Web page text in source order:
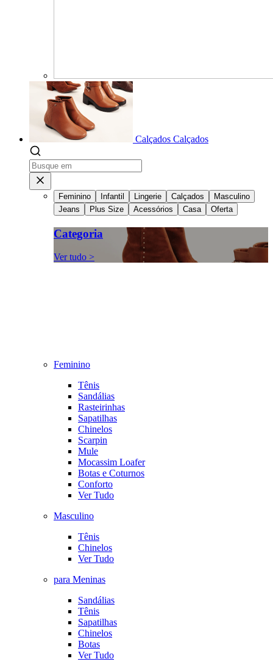
Calçados Calçados
Feminino Infantil Lingerie Calçados
Masculino
Jeans
Plus Size Acessórios Casa Oferta
Categoria
Ver tudo >
Feminino
Tênis
Sandálias
Rasteirinhas
Sapatilhas
Chinelos
Scarpin
Mule
Mocassim Loafer
Botas e Coturnos
Conforto
Ver Tudo
Masculino
Tênis
Chinelos
Ver Tudo
para Meninas
Sandálias
Tênis
Sapatilhas
Chinelos
Botas
Ver Tudo